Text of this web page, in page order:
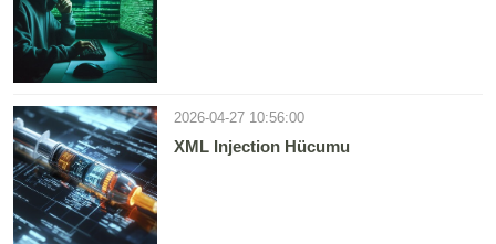
2026-04-27 10:56:00
XML Injection Hücumu